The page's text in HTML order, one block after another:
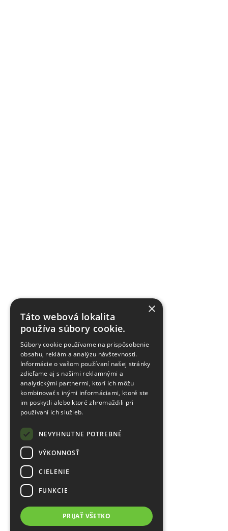
×
Táto webová lokalita
používa súbory cookie.
Súbory cookie používame na prispôsobenie
obsahu, reklám a analýzu návštevnosti.
Informácie o vašom používaní našej stránky
zdieľame aj s našimi reklamnými a
analytickými partnermi, ktorí ich môžu
kombinovať s inými informáciami, ktoré ste
im poskytli alebo ktoré zhromaždili pri
používaní ich služieb.
NEVYHNUTNE POTREBNÉ
VÝKONNOSŤ
CIELENIE
FUNKCIE
PRIJAŤ VŠETKO